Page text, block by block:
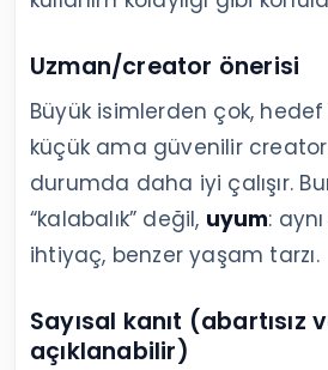
Uzman/creator önerisi
Büyük isimlerden çok,
küçük ama güvenilir
durumda daha iyi çalışır.
“kalabalık” değil, uyum:
ihtiyaç, benzer yaşam tarzı.
Sayısal kanıt (abartısız
açıklanabilir)